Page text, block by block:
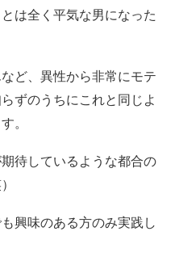
は全く平気な男になった
ど、異性から非常にモテ
ずのうちにこれと同じよ
。
待しているような都合の
興味のある方のみ実践し